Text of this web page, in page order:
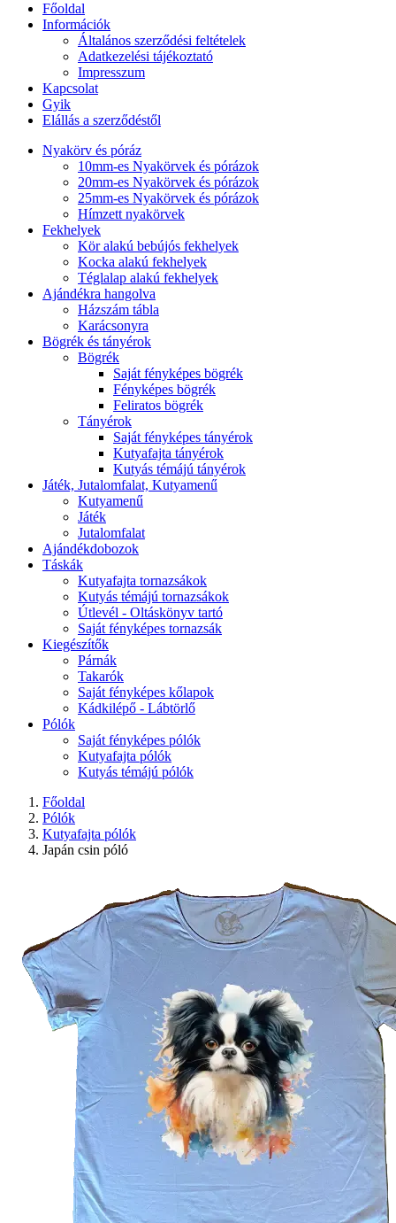
Főoldal
Információk
Általános szerződési feltételek
Adatkezelési tájékoztató
Impresszum
Kapcsolat
Gyik
Elállás a szerződéstől
Nyakörv és póráz
10mm-es Nyakörvek és pórázok
20mm-es Nyakörvek és pórázok
25mm-es Nyakörvek és pórázok
Hímzett nyakörvek
Fekhelyek
Kör alakú bebújós fekhelyek
Kocka alakú fekhelyek
Téglalap alakú fekhelyek
Ajándékra hangolva
Házszám tábla
Karácsonyra
Bögrék és tányérok
Bögrék
Saját fényképes bögrék
Fényképes bögrék
Feliratos bögrék
Tányérok
Saját fényképes tányérok
Kutyafajta tányérok
Kutyás témájú tányérok
Játék, Jutalomfalat, Kutyamenű
Kutyamenű
Játék
Jutalomfalat
Ajándékdobozok
Táskák
Kutyafajta tornazsákok
Kutyás témájú tornazsákok
Útlevél - Oltáskönyv tartó
Saját fényképes tornazsák
Kiegészítők
Párnák
Takarók
Saját fényképes kőlapok
Kádkilépő - Lábtörlő
Pólók
Saját fényképes pólók
Kutyafajta pólók
Kutyás témájú pólók
Főoldal
Pólók
Kutyafajta pólók
Japán csin póló